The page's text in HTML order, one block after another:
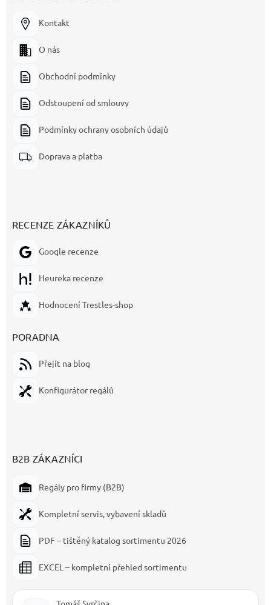
Kontakt
O nás
Obchodní podmínky
Odstoupení od smlouvy
Podmínky ochrany osobních údajů
Doprava a platba
RECENZE ZÁKAZNÍKŮ
Google recenze
Heureka recenze
Hodnocení Trestles-shop
PORADNA
Přejít na blog
Konfigurátor regálů
B2B ZÁKAZNÍCI
Regály pro firmy (B2B)
Kompletní servis, vybavení skladů
PDF – tištěný katalog sortimentu 2026
EXCEL – kompletní přehled sortimentu